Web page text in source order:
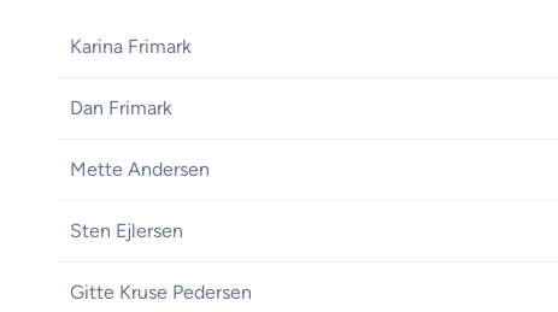
Karina Frimark
Dan Frimark
Mette Andersen
Sten Ejlersen
Gitte Kruse Pedersen